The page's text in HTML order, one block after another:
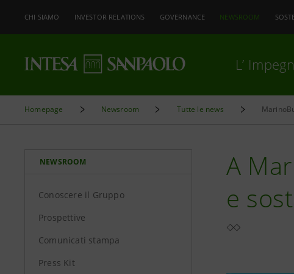
CHI SIAMO INVESTOR RELATIONS GOVERNANCE NEWSROOM
L’
Homepage Newsroom Tutte le news
NEWSROOM
Conoscere il Gruppo
Prospettive
Comunicati stampa
Press Kit
A
e